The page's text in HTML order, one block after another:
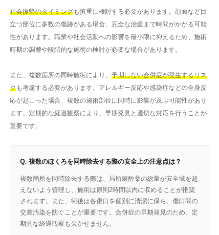
社会復帰のタイミングも慎重に検討する必要があります。顔面など目
立つ部位に多数の傷跡がある場合、完全な治癒まで時間がかかる可能
性があります。職業や社会活動への影響を最小限に抑えるため、施術
時期の調整や段階的な施術の検討が必要な場合があります。
また、複数箇所の同時施術により、 予期しない合併症が発生するリス
クも考慮する必要があります。アレルギー反応や感染症などの全身反
応が起こった場合、複数の施術部位に同時に影響が及ぶ可能性があり
ます。定期的な経過観察により、早期発見と適切な対応を行うことが
重要です。
Q. 複数のほくろを同時除去する際の安全上の注意点は？
複数箇所を同時除去する際は、局所麻酔薬の総量が安全域を超
えないよう管理し、施術は原則2時間以内に収めることが推奨
されます。また、術後は各傷口を個別に清潔に保ち、傷口間の
交差汚染を防ぐことが重要です。合併症の早期発見のため、定
期的な経過観察も欠かせません。